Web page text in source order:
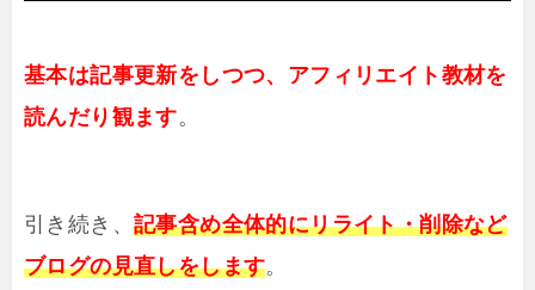
基本は記事更新をしつつ、アフィリエイト教材を
読んだり観ます。
引き続き、 記事含め全体的にリライト・削除など
ブログの見直しをします。